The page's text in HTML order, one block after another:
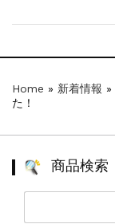
Home » 新着情報 »
た！
商品検索